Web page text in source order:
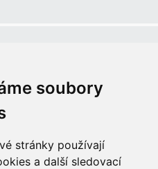
soubory
stránky používají
a další sledovací
trvá jen pár vteřin a dává
blogu též může dávat rozšířené
registrací se ujistěte, že jste se
a s dalšími pravidly a ujednáními.
která se na fóru objeví.